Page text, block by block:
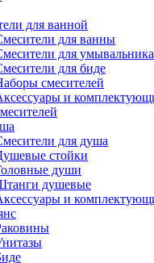
для ванной
для ванны
для
для биде
смесителей
и
для душа
стойки
души
душевые
и